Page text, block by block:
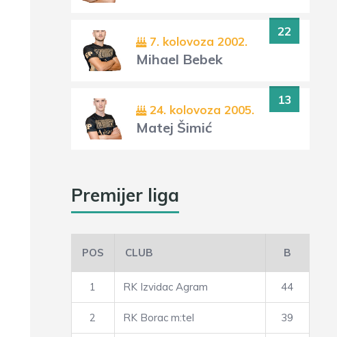
22
7. kolovoza 2002.
Mihael Bebek
13
24. kolovoza 2005.
Matej Šimić
Premijer liga
POS CLUB B
1 RK Izvidac Agram 44
2 RK Borac m:tel 39